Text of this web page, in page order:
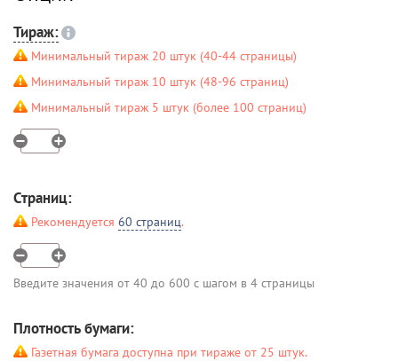
Тираж:
Минимальный тираж 20 штук (40-44 страницы)
Минимальный тираж 10 штук (48-96 страниц)
Минимальный тираж 5 штук (более 100 страниц)
Страниц:
Рекомендуется 60 страниц.
Введите значения от 40 до 600 с шагом в 4 страницы
Плотность бумаги:
Газетная бумага доступна при тираже от 25 штук.